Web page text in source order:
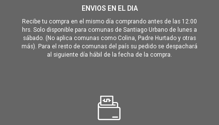
ENVIOS EN EL DIA
Recibe tu compra en el mismo día comprando antes de las 12:00
hrs. Solo disponible para comunas de Santiago Urbano de lunes a
sábado. (No aplica comunas como Colina, Padre Hurtado y otras
más). Para el resto de comunas del país su pedido se despachará
al siguiente día hábil de la fecha de la compra.